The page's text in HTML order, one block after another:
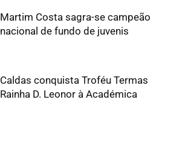
Martim Costa sagra-se campeão
nacional de fundo de juvenis
Caldas conquista Troféu Termas
Rainha D. Leonor à Académica